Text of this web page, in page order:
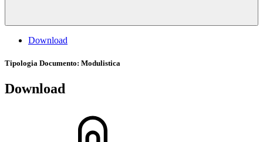
Download
Tipologia Documento: Modulistica
Download